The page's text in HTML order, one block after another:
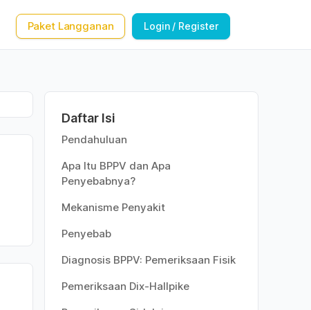
Paket Langganan Login / Register
Daftar Isi
Pendahuluan
Apa Itu BPPV dan Apa
Penyebabnya?
Mekanisme Penyakit
Penyebab
Diagnosis BPPV: Pemeriksaan Fisik
Pemeriksaan Dix-Hallpike